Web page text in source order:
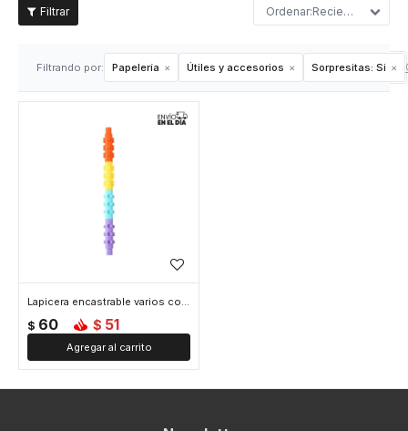
Recientes
Filtrando por: Papelería Útiles y accesorios Sorpresitas: Si
Lapicera encastrable varios colores
$ 60 $ 51